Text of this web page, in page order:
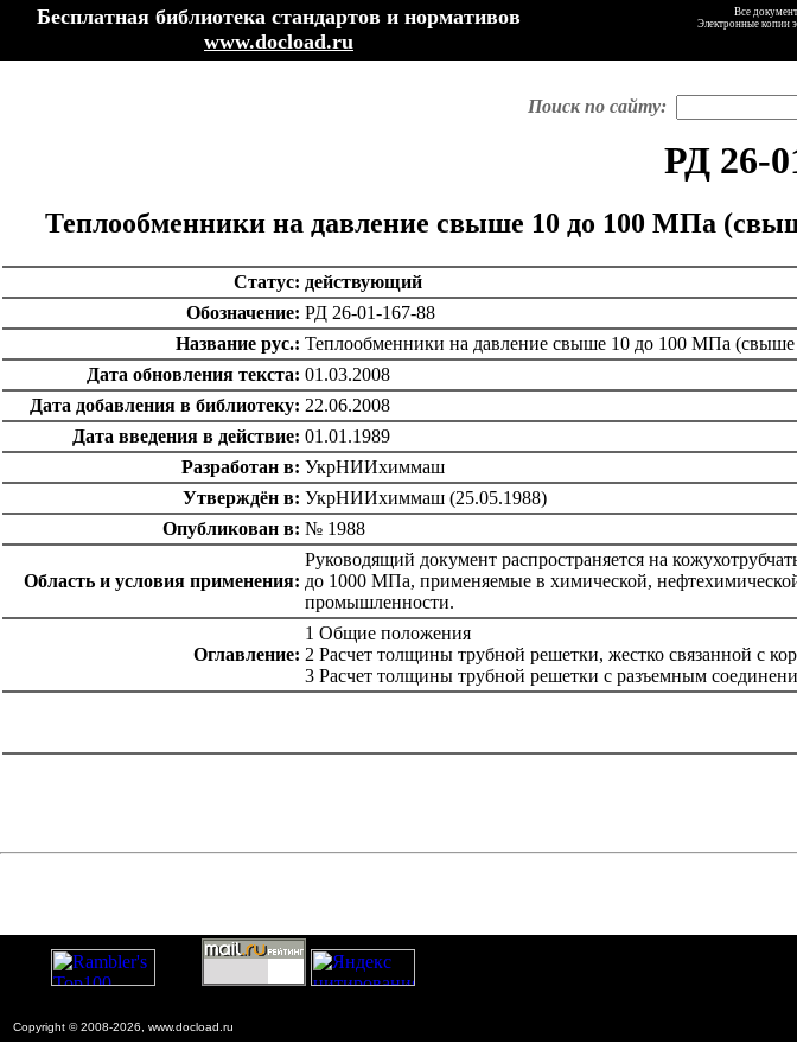
Бесплатная библиотека стандартов и нормативов
www.docload.ru
Все
Электронные копии
Поиск по сайту:
РД 26-
Теплообменники на давление свыше 10 до 100 МПа
Статус: действующий
Обозначение: РД 26-01-167-88
Название рус.: Теплообменники на давление свыше 10 до 100 МПа
Дата обновления текста: 01.03.2008
Дата добавления в библиотеку: 22.06.2008
Дата введения в действие: 01.01.1989
Разработан в: УкрНИИхиммаш
Утверждён в: УкрНИИхиммаш (25.05.1988)
Опубликован в: № 1988
Область и условия применения:
Руководящий документ распространяется на
до 1000 МПа, применяемые в химической,
промышленности.
Оглавление:
1 Общие положения
2 Расчет толщины трубной решетки, жестко связанной с
3 Расчет толщины трубной решетки с разъемным
Copyright © 2008-2026, www.docload.ru